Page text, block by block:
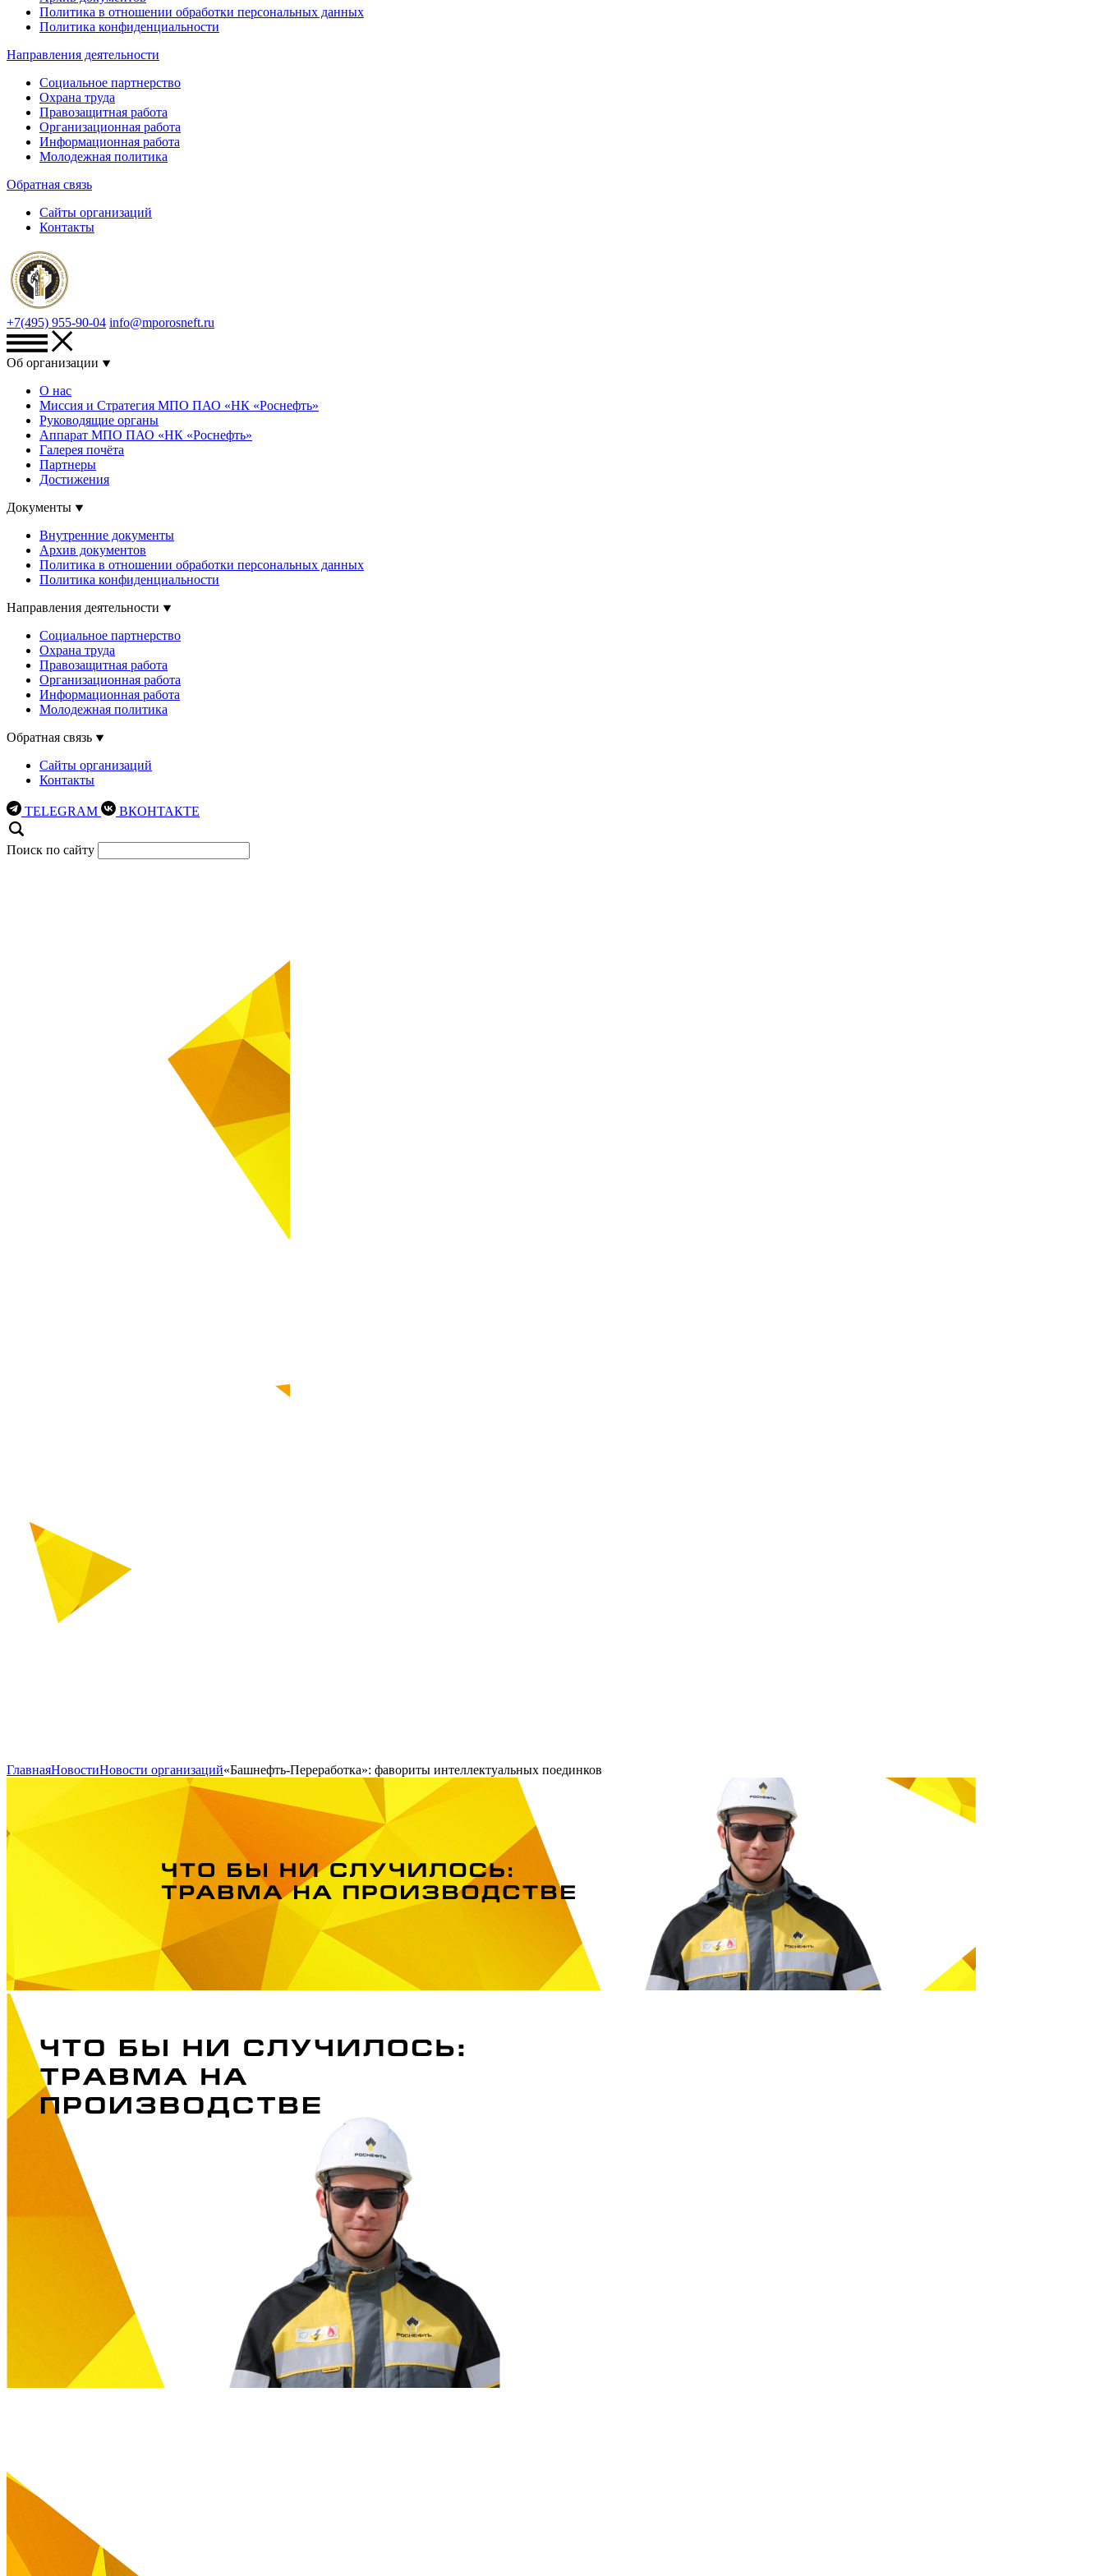
Политика в отношении обработки персональных данных
Политика конфиденциальности
Направления деятельности
Социальное партнерство
Охрана труда
Правозащитная работа
Организационная работа
Информационная работа
Молодежная политика
Обратная связь
Сайты организаций
Контакты
+7(495) 955-90-04 info@mporosneft.ru
Об организации
О нас
Миссия и Стратегия МПО ПАО «НК «Роснефть»
Руководящие органы
Аппарат МПО ПАО «НК «Роснефть»
Галерея почёта
Партнеры
Достижения
Документы
Внутренние документы
Архив документов
Политика в отношении обработки персональных данных
Политика конфиденциальности
Направления деятельности
Социальное партнерство
Охрана труда
Правозащитная работа
Организационная работа
Информационная работа
Молодежная политика
Обратная связь
Сайты организаций
Контакты
TELEGRAM ВКОНТАКТЕ
Поиск по сайту
ГлавнаяНовостиНовости организаций«Башнефть-Переработка»: фавориты интеллектуальных поединков